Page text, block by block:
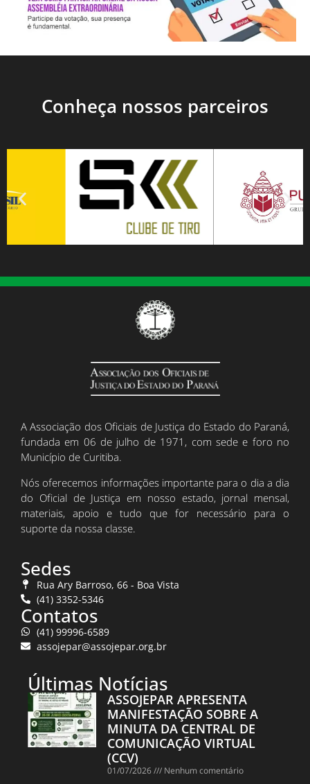
Conheça nossos parceiros
A Associação dos Oficiais de Justiça do Estado do Paraná,
fundada em 06 de julho de 1971, com sede e foro no
Município de Curitiba.
Nós oferecemos informações importante para o dia a dia
do Oficial de Justiça em nosso estado, jornal mensal,
materiais, apoio e tudo que for necessário para o
suporte da nossa classe.
Sedes
Rua Ary Barroso, 66 - Boa Vista
(41) 3352-5346
Contatos
(41) 99996-6589
assojepar@assojepar.org.br
Últimas Notícias
ASSOJEPAR APRESENTA
MANIFESTAÇÃO SOBRE A
MINUTA DA CENTRAL DE
COMUNICAÇÃO VIRTUAL
(CCV)
01/07/2026 Nenhum comentário